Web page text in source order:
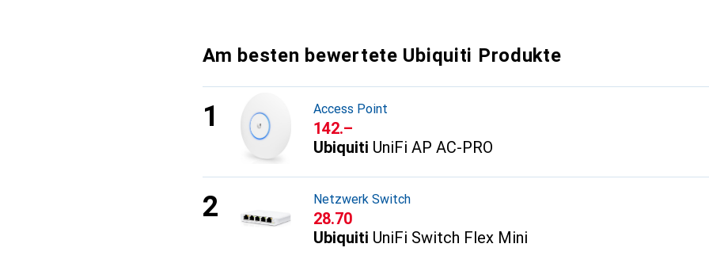
Am besten bewertete Ubiquiti Produkte
Access Point
CHF
142.–
Ubiquiti UniFi AP AC-PRO
Netzwerk Switch
CHF
28.70
Ubiquiti UniFi Switch Flex Mini